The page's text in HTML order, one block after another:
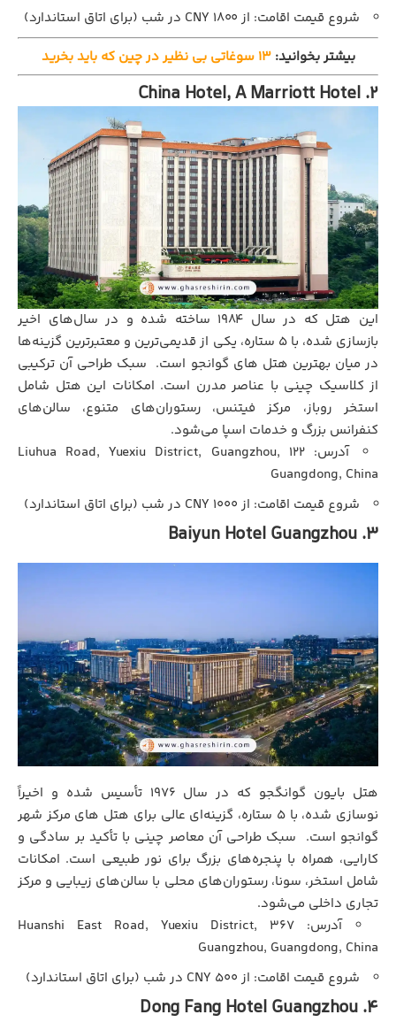
شروع قیمت اقامت: از ۱۸۰۰ CNY در شب (برای اتاق استاندارد)
بیشتر بخوانید:13 سوغاتی بی نظیر در چین که باید بخرید
2. China Hotel, A Marriott Hotel
این هتل که در سال ۱۹۸۴ ساخته شده و در سال‌های اخیر
بازسازی شده، با ۵ ستاره، یکی از قدیمی‌ترین و معتبرترین گزینه‌ها
در میان بهترین هتل های گوانجو است. سبک طراحی آن ترکیبی
از کلاسیک چینی با عناصر مدرن است. امکانات این هتل شامل
استخر روباز، مرکز فیتنس، رستوران‌های متنوع، سالن‌های
کنفرانس بزرگ و خدمات اسپا می‌شود.
آدرس: 122 Liuhua Road, Yuexiu District, Guangzhou,
Guangdong, China
شروع قیمت اقامت: از ۱۰۰۰ CNY در شب (برای اتاق استاندارد)
3. Baiyun Hotel Guangzhou
هتل بایون گوانگجو که در سال ۱۹۷۶ تأسیس شده و اخیراً
نوسازی شده، با ۵ ستاره، گزینه‌ای عالی برای هتل های مرکز شهر
گوانجو است. سبک طراحی آن معاصر چینی با تأکید بر سادگی و
کارایی، همراه با پنجره‌های بزرگ برای نور طبیعی است. امکانات
شامل استخر، سونا، رستوران‌های محلی با سالن‌های زیبایی و مرکز
تجاری داخلی می‌شود.
آدرس: 367 Huanshi East Road, Yuexiu District,
Guangzhou, Guangdong, China
شروع قیمت اقامت: از ۵۰۰ CNY در شب (برای اتاق استاندارد)
4. Dong Fang Hotel Guangzhou